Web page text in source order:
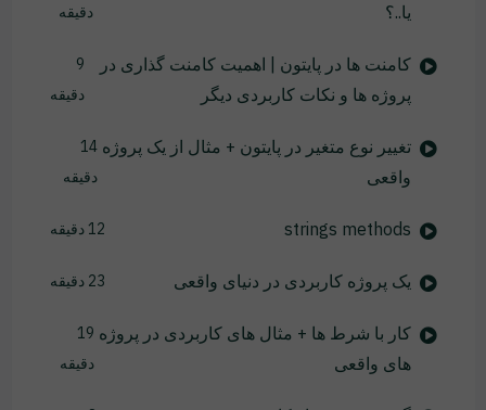
یا..؟
دقیقه
کامنت ها در پایتون | اهمیت کامنت گذاری در
پروژه ها و نکات کاربردی دیگر
9
دقیقه
تغییر نوع متغیر در پایتون + مثال از یک پروژه
واقعی
14
دقیقه
strings methods 12 دقیقه
یک پروژه کاربردی در دنیای واقعی 23 دقیقه
کار با شرط ها + مثال های کاربردی در پروژه
های واقعی
19
دقیقه